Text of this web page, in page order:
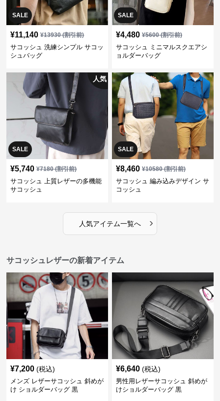
SALE
¥11,140 ¥13930(割引前)
サコッシュ 洗練シンプル サコッ
シュバッグ
SALE
¥4,480 ¥5600(割引前)
サコッシュ ミニマルスクエアシ
ョルダーバッグ
SALE
人気
¥5,740 ¥7180(割引前)
サコッシュ 上質レザーの多機能
サコッシュ
SALE
¥8,460 ¥10580(割引前)
サコッシュ 編み込みデザイン サ
コッシュ
人気アイテム一覧へ ›
サコッシュレザーの新着アイテム
¥7,200 (税込)
メンズ レザーサコッシュ 斜めが
け ショルダーバッグ 黒
¥6,640 (税込)
男性用レザーサコッシュ 斜めが
けショルダーバッグ 黒